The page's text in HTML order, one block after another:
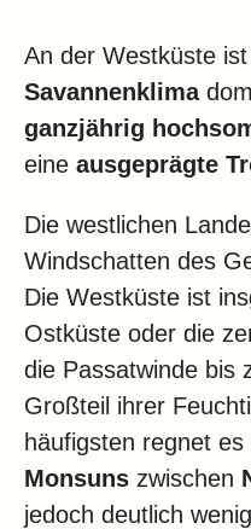
An der Westküste ist
Savannenklima
ganzjährig
eine ausgeprägte
Die westlichen
Windschatten des
Die Westküste ist
Ostküste oder die
die Passatwinde bis
Großteil ihrer
häufigsten regnet
Monsuns zwischen
jedoch deutlich